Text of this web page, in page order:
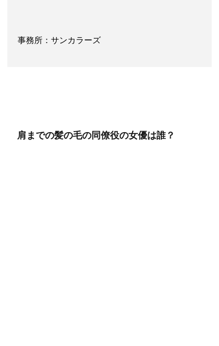
事務所：サンカラーズ
肩までの髪の毛の同僚役の女優は誰？